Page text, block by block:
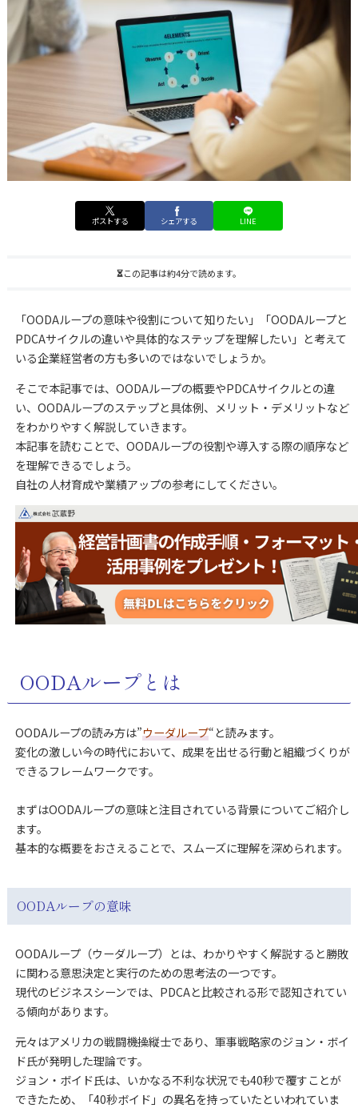
ポストする シェアする LINE
この記事は約4分で読めます。
「OODAループの意味や役割について知りたい」「OODAループと
PDCAサイクルの違いや具体的なステップを理解したい」と考えて
いる企業経営者の方も多いのではないでしょうか。
そこで本記事では、OODAループの概要やPDCAサイクルとの違
い、OODAループのステップと具体例、メリット・デメリットなど
をわかりやすく解説していきます。
本記事を読むことで、OODAループの役割や導入する際の順序など
を理解できるでしょう。
自社の人材育成や業績アップの参考にしてください。
OODAループとは
OODAループの読み方は”ウーダループ“と読みます。
変化の激しい今の時代において、成果を出せる行動と組織づくりが
できるフレームワークです。
まずはOODAループの意味と注目されている背景についてご紹介し
ます。
基本的な概要をおさえることで、スムーズに理解を深められます。
OODAループの意味
OODAループ（ウーダループ）とは、わかりやすく解説すると勝敗
に関わる意思決定と実行のための思考法の一つです。
現代のビジネスシーンでは、PDCAと比較される形で認知されてい
る傾向があります。
元々はアメリカの戦闘機操縦士であり、軍事戦略家のジョン・ボイ
ド氏が発明した理論です。
ジョン・ボイド氏は、いかなる不利な状況でも40秒で覆すことが
できたため、「40秒ボイド」の異名を持っていたといわれていま